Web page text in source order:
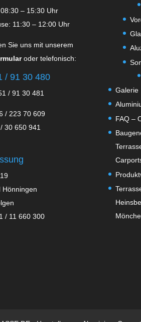
– 15:30 Uhr
11:30 – 12:00 Uhr
Sie uns mit unserem
oder telefonisch:
/ 91 30 480
/ 91 30 481
/ 223 70 609
30 650 941
Hönningen
/ 11 660 300
Galerie
FAQ –